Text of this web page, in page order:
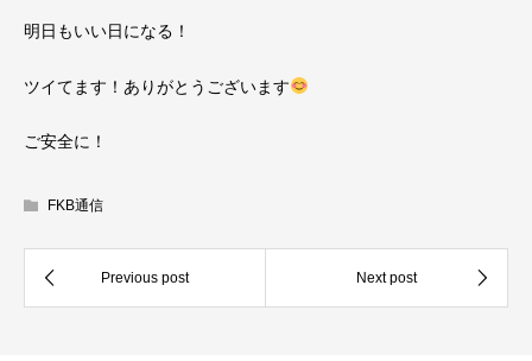
明日もいい日になる！
ツイてます！ありがとうございます
ご安全に！
FKB通信